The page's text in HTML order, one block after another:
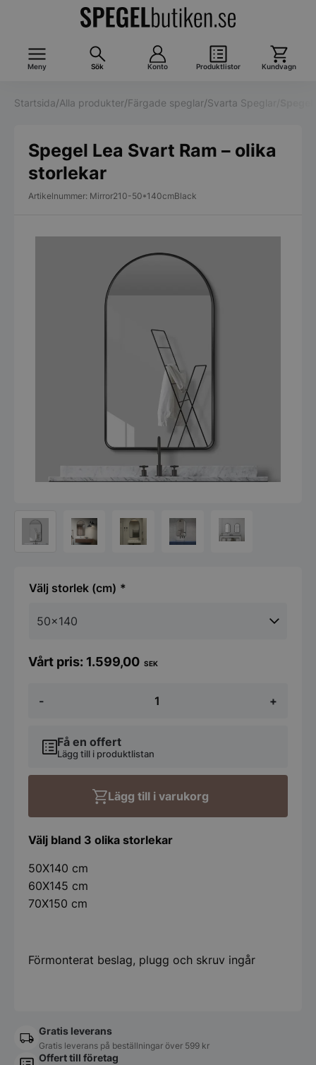
Meny Sök Konto Produktlistor Kundvagn
Startsida/Alla produkter/Färgade speglar/Svarta Speglar
Spegel Lea Svart Ram – olika
storlekar
Artikelnummer: Mirror210-50*140cmBlack
storlek (cm)
-
Lea
olika
mängd
+
1.599,00 SEK
Få en offert
Lägg till i produktlistan
Lägg till i varukorg
Välj bland 3 olika storlekar
50X140 cm
60X145 cm
70X150 cm
Förmonterat beslag, plugg och skruv ingår
Gratis leverans
Gratis leverans på beställningar över 599 kr
Offert till företag